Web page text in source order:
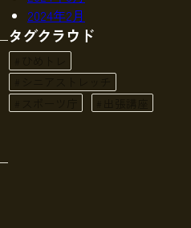
2024年2月
タグクラウド